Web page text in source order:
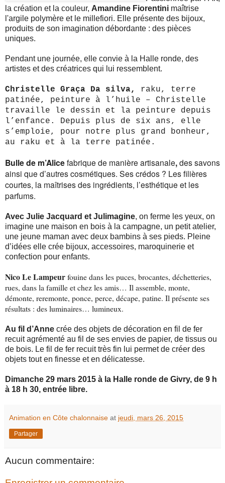
la création et la couleur, Amandine Fiorentini maîtrise
l'argile polymère et le millefiori. Elle présente des bijoux,
produits de son imagination débordante : des pièces
uniques.
Pendant une journée, elle convie à la Halle ronde, des
artistes et des créatrices qui lui ressemblent.
Christelle Graça Da silva,
raku, terre
patinée, peinture à l’huile – Christelle
travaille le dessin et la peinture depuis
l’enfance. Depuis plus de six ans, elle
s’emploie, pour notre plus grand bonheur,
au raku et à la terre patinée.
Bulle de m’Alicefabrique de manière artisanale,des savons
ainsi que d’autres cosmétiques. Ses crédos ? Les filières
courtes, la maîtrises des ingrédients, l’esthétique et les
parfums.
Avec Julie Jacquard et Julimagine, on ferme les yeux, on
imagine une maison en bois à la campagne, un petit atelier,
une jeune maman avec deux bambins à ses pieds. Pleine
d’idées elle crée bijoux, accessoires, maroquinerie et
confection pour enfants.
Nico Le Lampeurfouine dans les puces, brocantes, déchetteries,
rues, dans la famille et chez les amis… Il assemble, monte,
démonte, reremonte, ponce, perce, décape, patine. Il présente ses
résultats : des luminaires… lumineux.
Au fil d’Anne crée des objets de décoration en fil de fer
recuit agrémenté au fil de ses envies de papier, de tissus ou
de bois. Le fil de fer recuit très fin lui permet de créer des
objets tout en finesse et en délicatesse.
Dimanche 29 mars 2015 à la Halle ronde de Givry, de 9 h
à 18 h 30, entrée libre.
Animation en Côte chalonnaise at jeudi, mars 26, 2015
Partager
Aucun commentaire: